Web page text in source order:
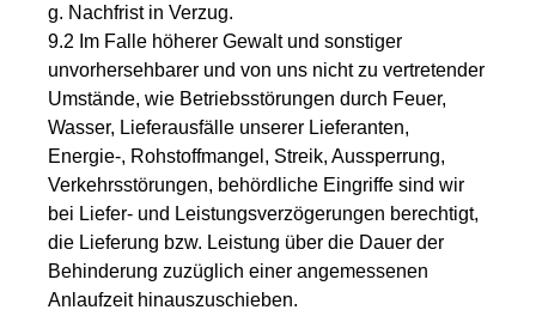
g. Nachfrist in Verzug.
9.2 Im Falle höherer Gewalt und sonstiger
unvorhersehbarer und von uns nicht zu vertretender
Umstände, wie Betriebsstörungen durch Feuer,
Wasser, Lieferausfälle unserer Lieferanten,
Energie-, Rohstoffmangel, Streik, Aussperrung,
Verkehrsstörungen, behördliche Eingriffe sind wir
bei Liefer- und Leistungsverzögerungen berechtigt,
die Lieferung bzw. Leistung über die Dauer der
Behinderung zuzüglich einer angemessenen
Anlaufzeit hinauszuschieben.